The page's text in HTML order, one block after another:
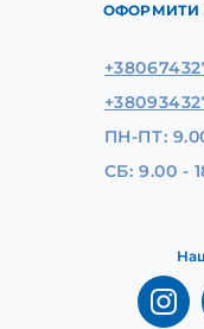
ОФОРМИТИ
ПН-ПТ:
СБ: 9.00 -